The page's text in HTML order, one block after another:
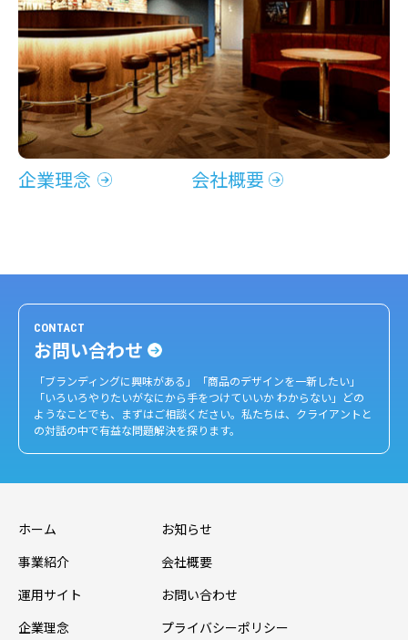
企業理念 会社概要
CONTACT
お問い合わせ
「ブランディングに興味がある」「商品のデザインを一新したい」
「いろいろやりたいがなにから手をつけていいか わからない」どの
ようなことでも、まずはご相談ください。私たちは、クライアントと
の対話の中で有益な問題解決を探ります。
ホーム
事業紹介
運用サイト
企業理念
お知らせ
会社概要
お問い合わせ
プライバシーポリシー